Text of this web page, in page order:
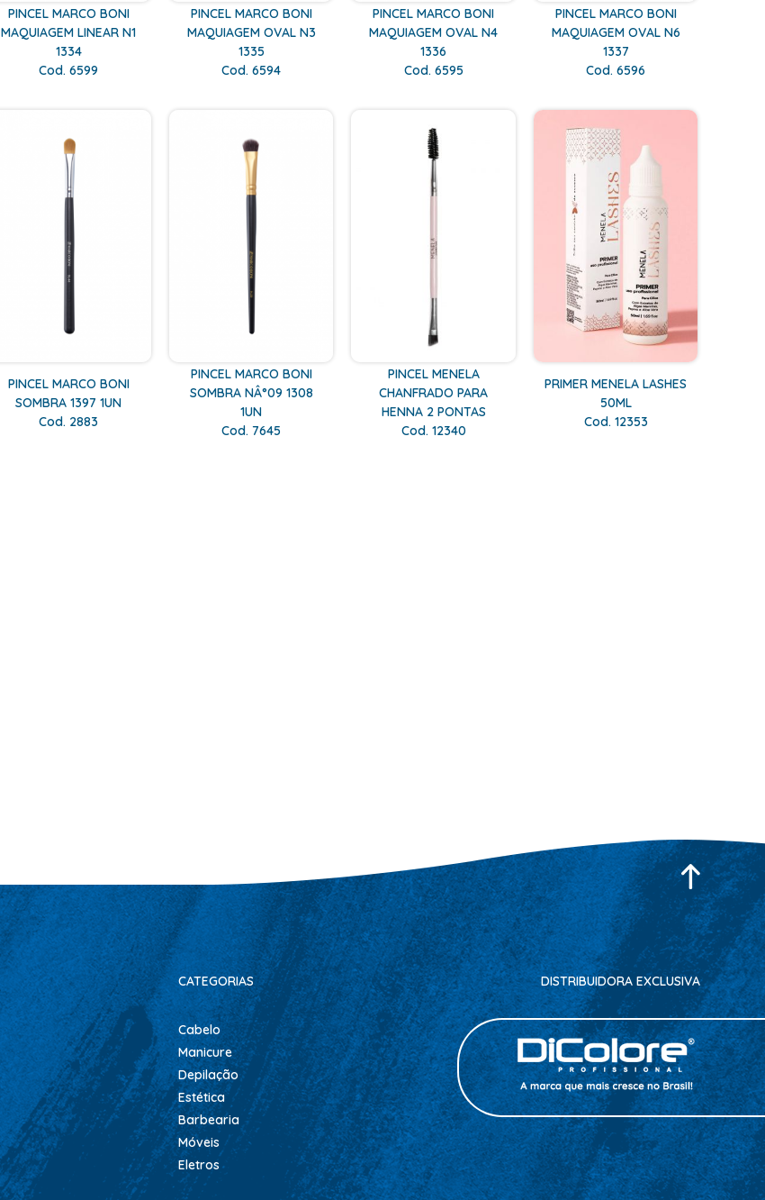
PINCEL MARCO BONI
MAQUIAGEM LINEAR N1
1334
Cod. 6599
PINCEL MARCO BONI
MAQUIAGEM OVAL N3
1335
Cod. 6594
PINCEL MARCO BONI
MAQUIAGEM OVAL N4
1336
Cod. 6595
PINCEL MARCO BONI
MAQUIAGEM OVAL N6
1337
Cod. 6596
PINCEL MARCO BONI
SOMBRA 1397 1UN
Cod. 2883
PINCEL MARCO BONI
SOMBRA NÂ°09 1308
1UN
Cod. 7645
PINCEL MENELA
CHANFRADO PARA
HENNA 2 PONTAS
Cod. 12340
PRIMER MENELA LASHES
50ML
Cod. 12353
CATEGORIAS
Cabelo
Manicure
Depilação
Estética
Barbearia
Móveis
Eletros
DISTRIBUIDORA EXCLUSIVA